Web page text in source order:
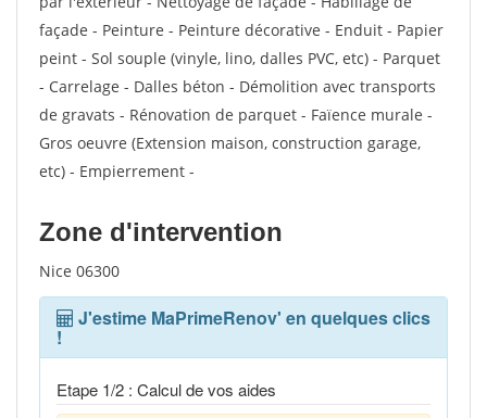
façade - Peinture - Peinture décorative - Enduit - Papier
peint - Sol souple (vinyle, lino, dalles PVC, etc) - Parquet
- Carrelage - Dalles béton - Démolition avec transports
de gravats - Rénovation de parquet - Faïence murale -
Gros oeuvre (Extension maison, construction garage,
etc) - Empierrement -
Zone d'intervention
Nice 06300